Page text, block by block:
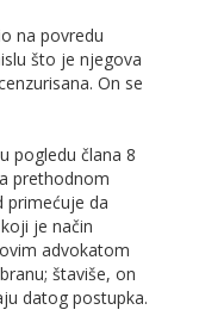
na povredu
što je njegova
On se
pogledu člana 8
prethodnom
primećuje da
je način
advokatom
štaviše, on
datog postupka.